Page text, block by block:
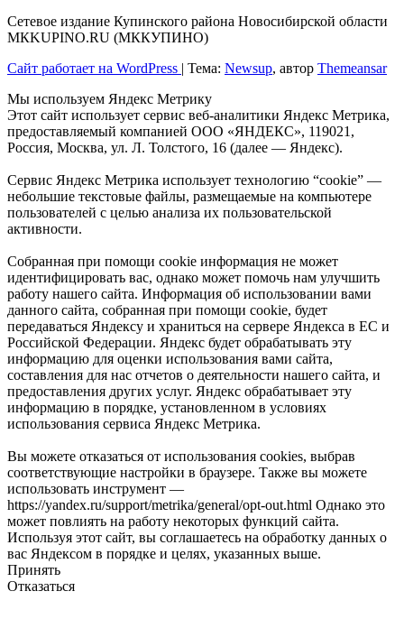
Сетевое издание Купинского района Новосибирской области
МКKUPINO.RU (МККУПИНО)
Сайт работает на WordPress
Тема: Newsup, автор Themeansar
Мы используем Яндекс Метрику
Этот сайт использует сервис веб-аналитики Яндекс Метрика,
предоставляемый компанией ООО «ЯНДЕКС», 119021,
Россия, Москва, ул. Л. Толстого, 16 (далее — Яндекс).
Сервис Яндекс Метрика использует технологию “cookie” —
небольшие текстовые файлы, размещаемые на компьютере
пользователей с целью анализа их пользовательской
активности.
Собранная при помощи cookie информация не может
идентифицировать вас, однако может помочь нам улучшить
работу нашего сайта. Информация об использовании вами
данного сайта, собранная при помощи cookie, будет
передаваться Яндексу и храниться на сервере Яндекса в ЕС и
Российской Федерации. Яндекс будет обрабатывать эту
информацию для оценки использования вами сайта,
составления для нас отчетов о деятельности нашего сайта, и
предоставления других услуг. Яндекс обрабатывает эту
информацию в порядке, установленном в условиях
использования сервиса Яндекс Метрика.
Вы можете отказаться от использования cookies, выбрав
соответствующие настройки в браузере. Также вы можете
использовать инструмент —
https://yandex.ru/support/metrika/general/opt-out.html Однако это
может повлиять на работу некоторых функций сайта.
Используя этот сайт, вы соглашаетесь на обработку данных о
вас Яндексом в порядке и целях, указанных выше.
Принять
Отказаться